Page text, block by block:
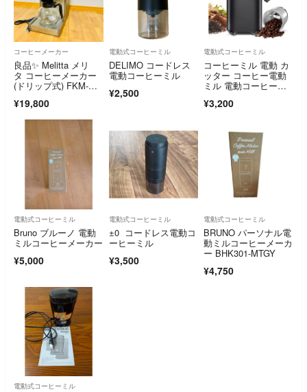
コーヒーメーカー
良品✨ Melitta メリ
タ コーヒーメーカー
(ドリップ式) FKM-N7
¥19,800
電動式コーヒーミル
DELIMO コードレス
電動コーヒーミル
¥2,500
電動式コーヒーミル
コーヒーミル 電動 カ
ッター コーヒー電動
ミル 電動コーヒーミ
¥3,200
電動式コーヒーミル
Bruno ブルーノ 電動
ミルコーヒーメーカー
¥5,000
電動式コーヒーミル
±0 コードレス電動コ
ーヒーミル
¥3,500
電動式コーヒーミル
BRUNO パーソナル電
動ミルコーヒーメーカ
ー BHK301-MTGY
¥4,750
電動式コーヒーミル